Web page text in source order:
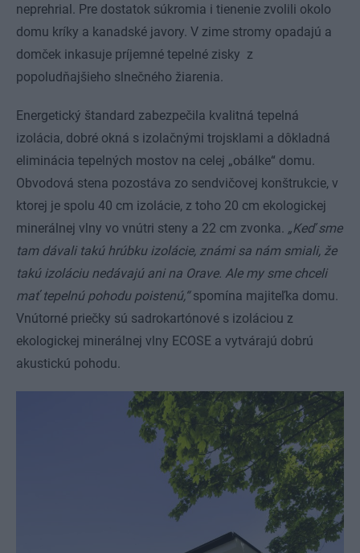
neprehrial. Pre dostatok súkromia i tienenie zvolili okolo
domu kríky a kanadské javory. V zime stromy opadajú a
domček inkasuje príjemné tepelné zisky z
popoludňajšieho slnečného žiarenia.
Energetický štandard zabezpečila kvalitná tepelná
izolácia, dobré okná s izolačnými trojsklami a dôkladná
eliminácia tepelných mostov na celej „obálke“ domu.
Obvodová stena pozostáva zo sendvičovej konštrukcie, v
ktorej je spolu 40 cm izolácie, z toho 20 cm ekologickej
minerálnej vlny vo vnútri steny a 22 cm zvonka. „Keď sme
tam dávali takú hrúbku izolácie, známi sa nám smiali, že
takú izoláciu nedávajú ani na Orave. Ale my sme chceli
mať tepelnú pohodu poistenú,“spomína majiteľka domu.
Vnútorné priečky sú sadrokartónové s izoláciou z
ekologickej minerálnej vlny ECOSE a vytvárajú dobrú
akustickú pohodu.